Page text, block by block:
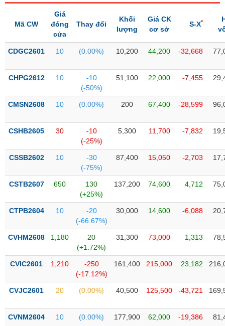
Hồ
doanh
Tin
Tâm
thị
trường
Mã CW
Giá
đóng
cửa
Thay đổi
Khối
lượng
Giá CK
cơ sở
S-X*
CDGC2601 10 (0.00%) 10,200 44,200 -32,668
CHPG2612 10
-10
(-50%)
51,100 22,000 -7,455
CMSN2608 10 (0.00%) 200 67,400 -28,599
CSHB2605 30
-10
(-25%)
5,300 11,700 -7,832
CSSB2602 10
-30
(-75%)
87,400 15,050 -2,703
CSTB2607 650
130
(+25%)
137,200 74,600 4,712
CTPB2604 10
-20
(-66.67%)
30,000 14,600 -6,088
CVHM2608 1,180
20
(+1.72%)
31,300 73,000 1,313
CVIC2601 1,210
-250
(-17.12%)
161,400 215,000 23,182
CVJC2601 20 (0.00%) 40,500 125,500 -43,721
CVNM2604 10 (0.00%) 177,900 62,000 -19,386
VẬT
CÔNG
DÙNG
THIẾT
YẾU
TIÊU
THIẾT
YẾU
CHĂM